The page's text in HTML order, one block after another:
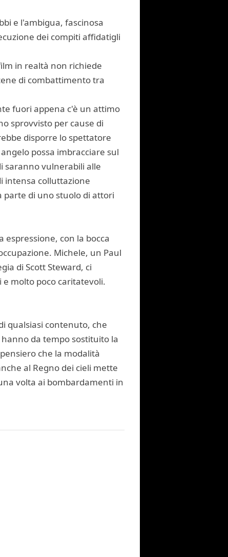
e l'ambigua, fascinosa
dei compiti affidatigli
in realtà non richiede
di combattimento tra
fuori appena c'è un attimo
sprovvisto per cause di
disporre lo spettatore
possa imbracciare sul
saranno vulnerabili alle
intensa colluttazione
di uno stuolo di attori
con la bocca
Michele, un Paul
di Scott Steward, ci
molto poco caritatevoli.
qualsiasi contenuto, che
da tempo sostituito la
che la modalità
al Regno dei cieli mette
volta ai bombardamenti in